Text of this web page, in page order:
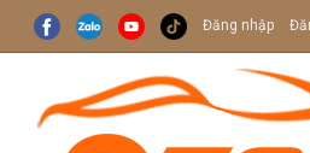
Đăng nhập